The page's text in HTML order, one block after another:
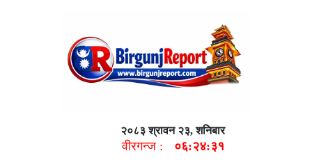
२०८३ श्रावन २३, शनिबार
वीरगन्ज : ०६:२४:३२